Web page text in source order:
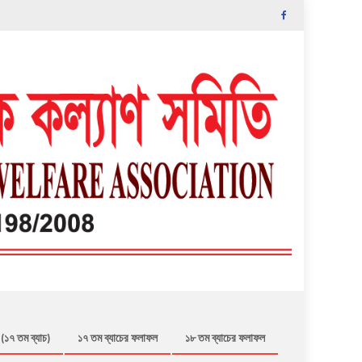
তম ব্যাচ) ১৭ তম ব্যাচের ফলাফল
১৮ তম ব্যাচের ফলাফল